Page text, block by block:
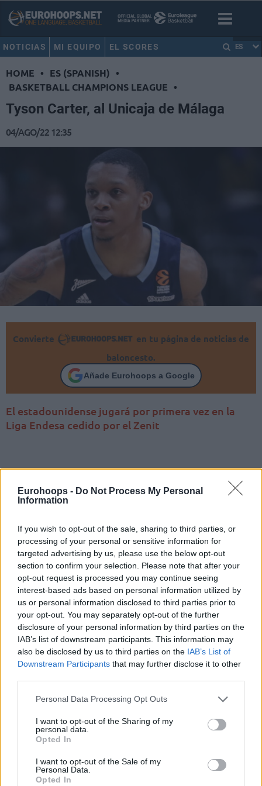
Eurohoops - Do Not Process My Personal
Information
If you wish to opt-out of the sale, sharing to third parties, or
processing of your personal or sensitive information for
targeted advertising by us, please use the below opt-out
section to confirm your selection. Please note that after your
opt-out request is processed you may continue seeing
interest-based ads based on personal information utilized by
us or personal information disclosed to third parties prior to
your opt-out. You may separately opt-out of the further
disclosure of your personal information by third parties on the
IAB’s list of downstream participants. This information may
also be disclosed by us to third parties on the IAB’s List of
Downstream Participants that may further disclose it to other
Please note that this website/app uses one or more Google
not limited to your visit or usage behaviour. You may click to
grant or deny consent to Google and its third-party tags to
use your data for below specified purposes in below Google
consent section.
Personal Data Processing Opt Outs
I want to opt-out of the Sharing of my
personal data.
Opted In
I want to opt-out of the Sale of my
Personal Data.
Opted In
NOTICIAS MI EQUIPO EL SCORES ES
HOME • ES (SPANISH) •
BASKETBALL CHAMPIONS LEAGUE •
Tyson Carter, al Unicaja de Málaga
04/AGO/22 12:35
Convierte
en tu página de noticias de
baloncesto.
Añade Eurohoops a Google
El estadounidense jugará por primera vez en la
Liga Endesa cedido por el Zenit
Por Johnny Askounis/info@eurohoops.net
El último refuerzo de la plantilla delUnicajase llama Tyson
Carter. El jugador de 24 años llega cedido por el Zenit para
la temporada 2022-23, según anunció el equipo andaluz
Basketball Champions League. Después de convertirse en
profesional en Grecia como miembro de Lavrio Megabolt en
2020, se marchó al equipo ubicado en San Petersburgo en
diciembre pasado.